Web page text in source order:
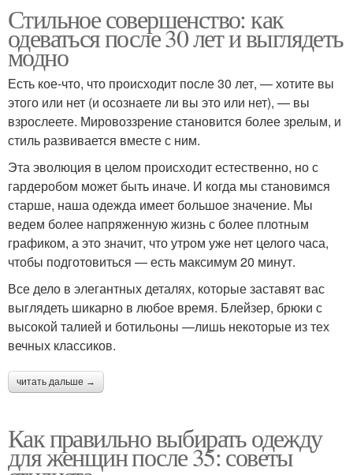
Стильное совершенство: как
одеваться после 30 лет и выглядеть
модно
Есть кое-что, что происходит после 30 лет, — хотите вы
этого или нет (и осознаете ли вы это или нет), — вы
взрослеете. Мировоззрение становится более зрелым, и
стиль развивается вместе с ним.
Эта эволюция в целом происходит естественно, но с
гардеробом может быть иначе. И когда мы становимся
старше, наша одежда имеет большое значение. Мы
ведем более напряженную жизнь с более плотным
графиком, а это значит, что утром уже нет целого часа,
чтобы подготовиться — есть максимум 20 минут.
Все дело в элегантных деталях, которые заставят вас
выглядеть шикарно в любое время. Блейзер, брюки с
высокой талией и ботильоны —лишь некоторые из тех
вечных классиков.
читать дальше →
Как правильно выбирать одежду
для женщин после 35: советы